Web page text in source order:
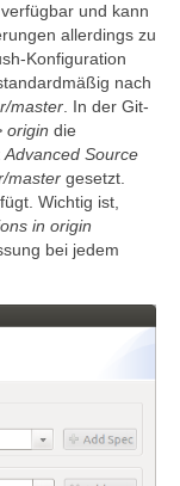
und kann
allerdings zu
Konfiguration
nach
master. In der Git-
origin die
Advanced Source
master gesetzt.
Wichtig ist,
in origin
bei jedem